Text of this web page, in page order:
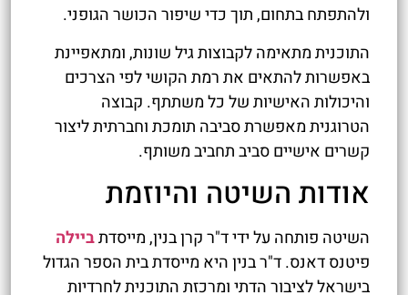
ולהתפתח בתחום, תוך כדי שיפור הכושר הגופני.
התוכנית מתאימה לקבוצות גיל שונות, ומתאפיינת
באפשרות להתאים את רמת הקושי לפי הצרכים
והיכולות האישיות של כל משתתף. קבוצה
הטרוגנית מאפשרת סביבה תומכת וחברתית ליצור
קשרים אישיים סביב תחביב משותף.
אודות השיטה והיוזמת
השיטה פותחה על ידי ד"ר קרן בנין, מייסדתביילה
פיטנס דאנס. ד"ר בנין היא מייסדת בית הספר הגדול
בישראל לציבור הדתי ומרכזת התוכנית לחרדיות